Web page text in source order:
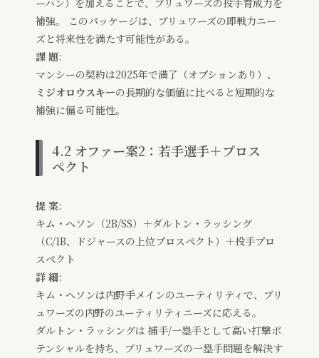
ーハン）を加えることで、ブリュワーズの投手育成力を
補強。 このパッケージは、ブリュワーズの即戦力ニー
ズと将来性を満たす可能性がある。
課 題:
マンシーの契約は2025年で満了（オプションあり）、
ミジオロウスキーの長期的な価値に比べると短期的な
補強に偏る可能性。
4.2 オファー案2：若手選手＋プロス
ペクト
提 案:
キム・ヘソン（2B/SS）＋ダルトン・ラッシング
（C/1B、ドジャースの上位プロスペクト）＋投手プロ
スペクト
詳 細:
キム・ヘソンは内野手メインのユーティリティで、ブリ
ュワーズの内野のユーティリティニーズに応える。
ダルトン・ラッシングは 捕手/一塁手として高い打撃ポ
テンシャルを持ち、ブリュワーズの一塁手問題を解決す